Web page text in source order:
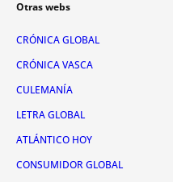
Otras webs
CRÓNICA GLOBAL
CRÓNICA VASCA
CULEMANÍA
LETRA GLOBAL
ATLÁNTICO HOY
CONSUMIDOR GLOBAL